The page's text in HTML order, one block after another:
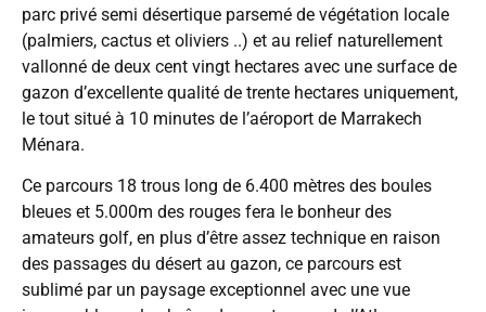
parc privé semi désertique parsemé de végétation locale
(palmiers, cactus et oliviers ..) et au relief naturellement
vallonné de deux cent vingt hectares avec une surface de
gazon d’excellente qualité de trente hectares uniquement,
le tout situé à 10 minutes de l’aéroport de Marrakech
Ménara.
Ce parcours 18 trous long de 6.400 mètres des boules
bleues et 5.000m des rouges fera le bonheur des
amateurs golf, en plus d’être assez technique en raison
des passages du désert au gazon, ce parcours est
sublimé par un paysage exceptionnel avec une vue